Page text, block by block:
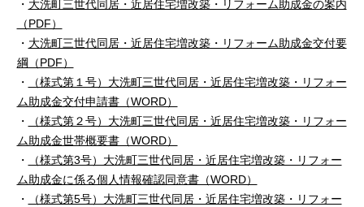
・ 大洗町三世代同居・近居住宅増改築・リフォーム助成金の案内
（PDF）
・ 大洗町三世代同居・近居住宅増改築・リフォーム助成金交付要
綱（PDF）
・
（様式第１号）大洗町三世代同居・近居住宅増改築・リフォー
ム助成金交付申請書（WORD）
・
（様式第２号）大洗町三世代同居・近居住宅増改築・リフォー
ム助成金世帯概要書（WORD）
・
（様式第3号）大洗町三世代同居・近居住宅増改築・リフォー
ム助成金に係る個人情報確認同意書（WORD）
・
（様式第5号）大洗町三世代同居・近居住宅増改築・リフォー